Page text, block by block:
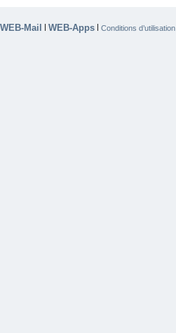
WEB-Mail | WEB-Apps | Conditions d’utilisation